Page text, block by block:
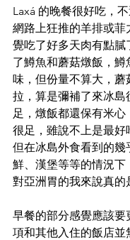
Laxá 的晚餐很好吃，
網路上狂推的羊排或菲
覺吃了好多天肉有點膩
了鱒魚和蘑菇燉飯，鱒
味，但份量不算大，蘑
拉，算是彌補了來冰島
足，燉飯都還保有米
很足，雖說不上是最好
但在冰島外食看到的幾
鮮、漢堡等等的情況下
對亞洲胃的我來說真的
早餐的部分感覺應該要
項和其他入住的飯店並